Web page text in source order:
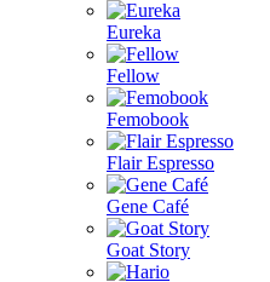
Eureka
Fellow
Femobook
Flair Espresso
Gene Café
Goat Story